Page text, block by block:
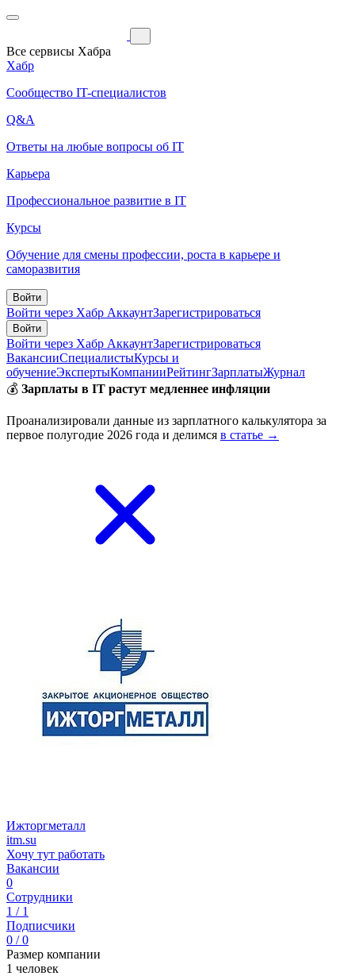
Все сервисы Хабра
Хабр
Сообщество IT-специалистов
Q&A
Ответы на любые вопросы об IT
Карьера
Профессиональное развитие в IT
Курсы
Обучение для смены профессии, роста в карьере и
саморазвития
Войти
Войти через Хабр АккаунтЗарегистрироваться
Войти
Войти через Хабр АккаунтЗарегистрироваться
ВакансииСпециалистыКурсы и
обучениеЭкспертыКомпанииРейтингЗарплатыЖурнал
💰 Зарплаты в IT растут медленнее инфляции
Проанализировали данные из зарплатного калькулятора за
первое полугодие 2026 года и делимся в статье →
Ижторгметалл
itm.su
Хочу тут работать
Вакансии
0
Сотрудники
1 / 1
Подписчики
0 / 0
Размер компании
1 человек